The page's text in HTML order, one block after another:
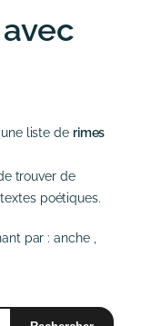
liste de rimes
trouver de
poétiques.
par :anche,